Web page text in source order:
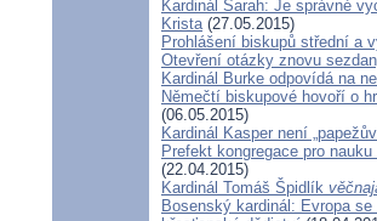
Kardinál Sarah: Je správné
Krista(27.05.2015)
Prohlášení biskupů střední a
Otevření otázky znovu
Kardinál Burke odpovídá na
Němečtí biskupové hovoří o
(06.05.2015)
Kardinál Kasper není
Prefekt kongregace pro
(22.04.2015)
Kardinál Tomáš Špidlík
Bosenský kardinál: Evropa